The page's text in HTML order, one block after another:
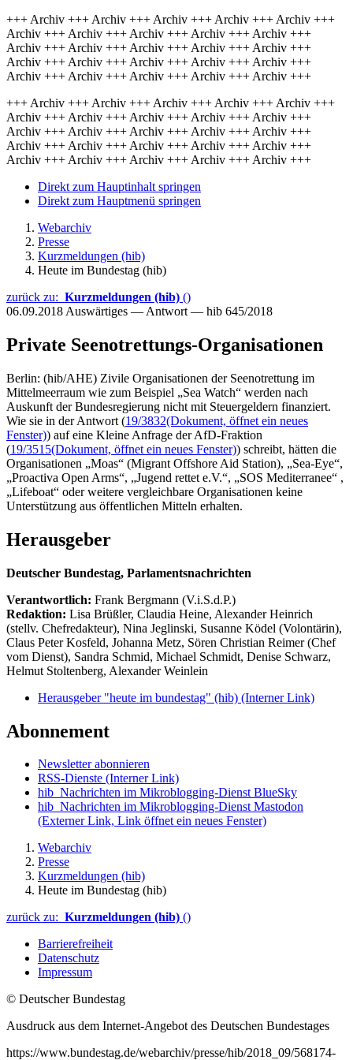
+++ Archiv +++ Archiv +++ Archiv +++ Archiv +++ Archiv +++
Archiv +++ Archiv +++ Archiv +++ Archiv +++ Archiv +++
Archiv +++ Archiv +++ Archiv +++ Archiv +++ Archiv +++
Archiv +++ Archiv +++ Archiv +++ Archiv +++ Archiv +++
Archiv +++ Archiv +++ Archiv +++ Archiv +++ Archiv +++
+++ Archiv +++ Archiv +++ Archiv +++ Archiv +++ Archiv +++
Archiv +++ Archiv +++ Archiv +++ Archiv +++ Archiv +++
Archiv +++ Archiv +++ Archiv +++ Archiv +++ Archiv +++
Archiv +++ Archiv +++ Archiv +++ Archiv +++ Archiv +++
Archiv +++ Archiv +++ Archiv +++ Archiv +++ Archiv +++
Direkt zum Hauptinhalt springen
Direkt zum Hauptmenü springen
Webarchiv
Presse
Kurzmeldungen (hib)
Heute im Bundestag (hib)
zurück zu: Kurzmeldungen (hib) ()
06.09.2018 Auswärtiges — Antwort — hib 645/2018
Private Seenotrettungs-Organisationen
Berlin: (hib/AHE) Zivile Organisationen der Seenotrettung im
Mittelmeerraum wie zum Beispiel „Sea Watch“ werden nach
Auskunft der Bundesregierung nicht mit Steuergeldern finanziert.
Wie sie in der Antwort (19/3832(Dokument, öffnet ein neues
Fenster)) auf eine Kleine Anfrage der AfD-Fraktion
(19/3515(Dokument, öffnet ein neues Fenster)) schreibt, hätten die
Organisationen „Moas“ (Migrant Offshore Aid Station), „Sea-Eye“,
„Proactiva Open Arms“, „Jugend rettet e.V.“, „SOS Mediterranee“ ,
„Lifeboat“ oder weitere vergleichbare Organisationen keine
Unterstützung aus öffentlichen Mitteln erhalten.
Herausgeber
Deutscher Bundestag, Parlamentsnachrichten
Verantwortlich: Frank Bergmann (V.i.S.d.P.)
Redaktion: Lisa Brüßler, Claudia Heine, Alexander Heinrich
(stellv. Chefredakteur), Nina Jeglinski, Susanne Ködel (Volontärin),
Claus Peter Kosfeld, Johanna Metz, Sören Christian Reimer (Chef
vom Dienst), Sandra Schmid, Michael Schmidt, Denise Schwarz,
Helmut Stoltenberg, Alexander Weinlein
Herausgeber "heute im bundestag" (hib) (Interner Link)
Abonnement
Newsletter abonnieren
RSS-Dienste (Interner Link)
hib_Nachrichten im Mikroblogging-Dienst BlueSky
hib_Nachrichten im Mikroblogging-Dienst Mastodon
(Externer Link, Link öffnet ein neues Fenster)
Webarchiv
Presse
Kurzmeldungen (hib)
Heute im Bundestag (hib)
zurück zu: Kurzmeldungen (hib) ()
Barrierefreiheit
Datenschutz
Impressum
© Deutscher Bundestag
Ausdruck aus dem Internet-Angebot des Deutschen Bundestages
https://www.bundestag.de/webarchiv/presse/hib/2018_09/568174-